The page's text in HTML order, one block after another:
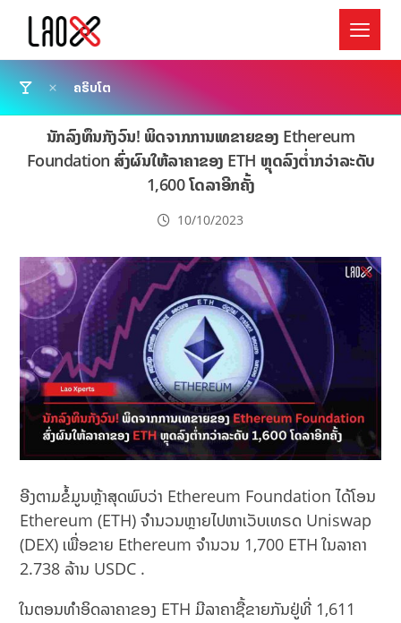
ຄຣິບໂຕ
ນັກລົງທຶນກັງວົນ! ພິດຈາກການເທຂາຍຂອງ Ethereum
Foundation ສົ່ງຜົນໃຫ້ລາຄາຂອງ ETH ຫຼຸດລົງຕໍ່າກວ່າລະດັບ
1,600 ໂດລາອີກຄັ້ງ
10/10/2023
ອີງຕາມຂໍ້ມູນຫຼ້າສຸດພົບວ່າ Ethereum Foundation ໄດ້ໂອນ
Ethereum (ETH) ຈຳນວນຫຼາຍໄປຫາເວັບເທຣດ Uniswap
(DEX) ເພື່ອຂາຍ Ethereum ຈຳນວນ 1,700 ETH ໃນລາຄາ
2.738 ລ້ານ USDC .
ໃນຕອນທຳອິດລາຄາຂອງ ETH ມີລາຄາຊື້ຂາຍກັນຢູ່ທີ່ 1,611